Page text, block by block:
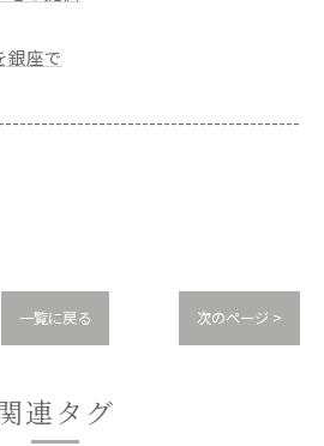
銀座で
一覧に戻る 次のページ >
連タグ